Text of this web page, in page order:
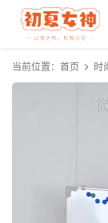
当前位置： 首页 时